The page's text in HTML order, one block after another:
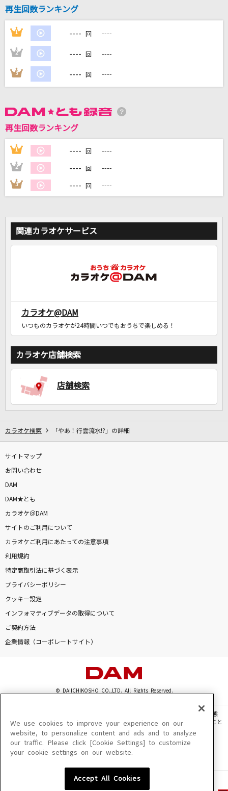
Official髭男dism
カラオケ最新情報をチェック！
再生回数ランキング
1 ---- 回 ----
2 ---- 回 ----
3 ---- 回 ----
再生回数ランキング
1 ---- 回 ----
2 ---- 回 ----
3 ---- 回 ----
関連カラオケサービス
カラオケ@DAM
いつものカラオケが24時間いつでもおうちで楽しめる！
カラオケ店舗検索
店舗検索
カラオケ検索 「やあ！行雲流水!?」の詳細
サイトマップ
お問い合わせ
DAM
DAM★とも
カラオケ＠DAM
サイトのご利用について
カラオケご利用にあたっての注意事項
利用規約
特定商取引法に基づく表示
プライバシーポリシー
クッキー設定
インフォマティブデータの取得について
ご契約方法
企業情報（コーポレートサイト）
© DAIICHIKOSHO CO.,LTD. All Rights Reserved.
このサイトに掲載されている一切の文章・画像・写真・動画・音声等を、手段や形態
を問わず、著作権法の定める範囲を超えて無断で複製、転載、ファイル化などすること
を禁じます。
楽曲及びコンテンツは、機種によりご利用いただけない場合があります。
楽曲及びコンテンツの配信日、配信内容が変更になる場合があります。
We use cookies to improve your experience on our
website, to personalize content and ads and to analyze
our traffic. Please click [Cookie Settings] to customize
your cookie settings on our website.
Accept All Cookies